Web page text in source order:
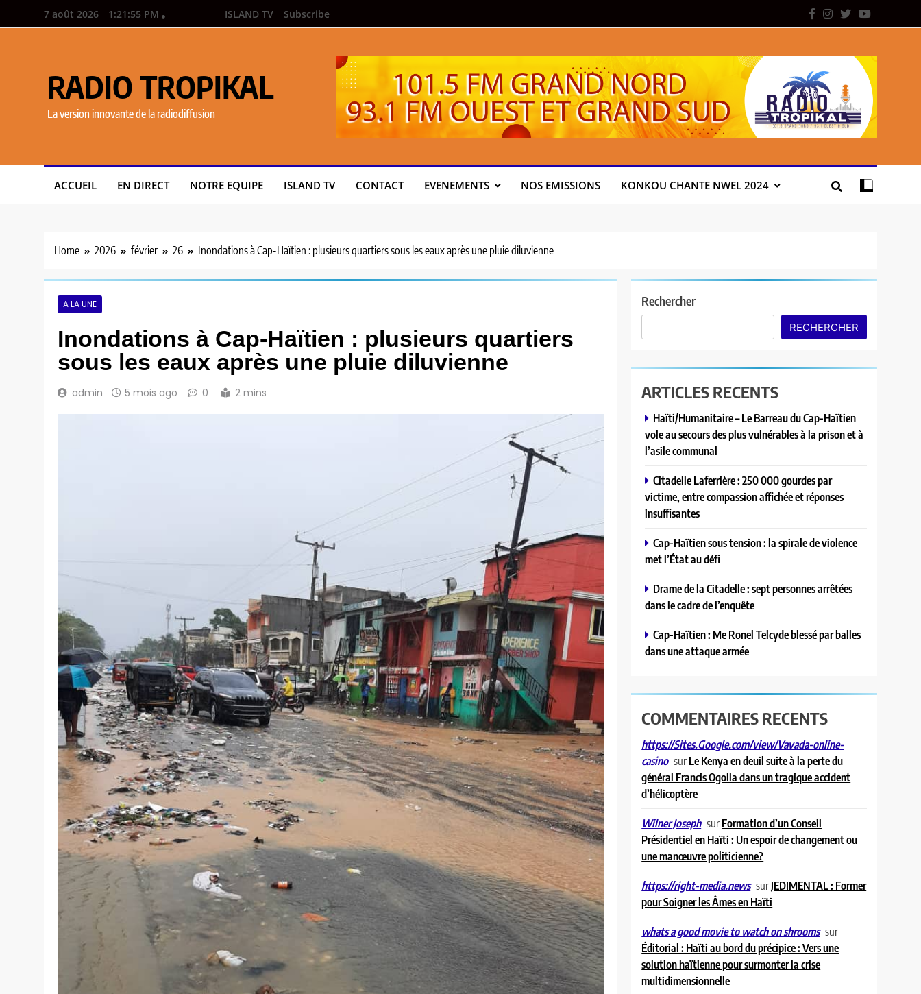
7 août 2026 1:21:57 PM ISLAND TV Subscribe
RADIO TROPIKAL
La version innovante de la radiodiffusion
ACCUEIL EN DIRECT NOTRE EQUIPE ISLAND TV CONTACT EVENEMENTS NOS EMISSIONS KONKOU CHANTE NWEL 2024
Home 2026 février 26 Inondations à Cap-Haïtien : plusieurs quartiers sous les eaux après une pluie diluvienne
A LA UNE
Inondations à Cap-Haïtien : plusieurs quartiers
sous les eaux après une pluie diluvienne
admin 5 mois ago 0 2 mins
Rechercher
RECHERCHER
ARTICLES RECENTS
Haïti/Humanitaire – Le Barreau du Cap-Haïtien
vole au secours des plus vulnérables à la prison et à
l’asile communal
Citadelle Laferrière : 250 000 gourdes par
victime, entre compassion affichée et réponses
insuffisantes
Cap-Haïtien sous tension : la spirale de violence
met l’État au défi
Drame de la Citadelle : sept personnes arrêtées
dans le cadre de l’enquête
Cap-Haïtien : Me Ronel Telcyde blessé par balles
dans une attaque armée
COMMENTAIRES RECENTS
https://Sites.Google.com/view/Vavada-online-
casino surLe Kenya en deuil suite à la perte du
général Francis Ogolla dans un tragique accident
d’hélicoptère
Wilner Joseph surFormation d’un Conseil
Présidentiel en Haïti : Un espoir de changement ou
une manœuvre politicienne?
https://right-media.news surJEDIMENTAL : Former
pour Soigner les Âmes en Haïti
whats a good movie to watch on shrooms sur
Éditorial : Haïti au bord du précipice : Vers une
solution haïtienne pour surmonter la crise
multidimensionnelle